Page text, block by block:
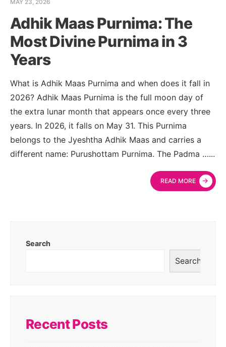
MAY 23, 2026
Adhik Maas Purnima: The
Most Divine Purnima in 3
Years
What is Adhik Maas Purnima and when does it fall in
2026? Adhik Maas Purnima is the full moon day of
the extra lunar month that appears once every three
years. In 2026, it falls on May 31. This Purnima
belongs to the Jyeshtha Adhik Maas and carries a
different name: Purushottam Purnima. The Padma …...
READ MORE →
Search
Search
Recent Posts